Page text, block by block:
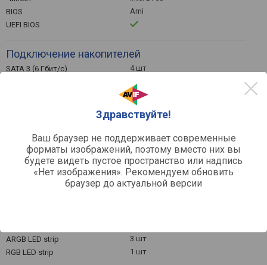
Здравствуйте!
Ваш браузер не поддерживает современные
форматы изображений, поэтому вместо них вы
будете видеть пустое пространство или надпись
«Нет изображения». Рекомендуем обновить
браузер до актуальной версии
BIOS
Ami
UEFI BIOS
Подключение накопителей
SATA 3 (6 Гбит/с)
4 шт
3xPCI-E 4x
2x4.0, 1x3.0
Интегрированный RAID
контроллер
Коннекторы на плате
ARGB LED strip
3 шт
RGB LED strip
1 шт